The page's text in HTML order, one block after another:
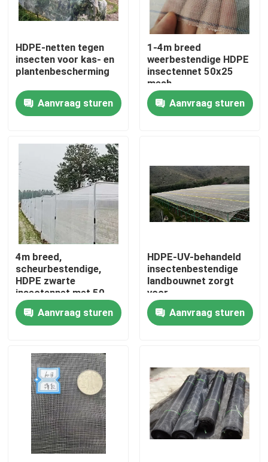
Thuis
Producten
Over ons
Kwaliteitscontrole
Contacteer ons
Vraag een offerte aan
Magnetisch gaasdeurengordijn
Venster Fly Screen
PE Netto Schaduw
HDPE-netten tegen
insecten voor kas- en
plantenbescherming
Aanvraag sturen
1-4m breed
weerbestendige HDPE
insectennet 50x25
mesh
Aanvraag sturen
4m breed,
scheurbestendige,
HDPE zwarte
insectennet met 50
mesh
Aanvraag sturen
HDPE-UV-behandeld
insectenbestendige
landbouwnet zorgt
voor
traanbestendigheid
Aanvraag sturen